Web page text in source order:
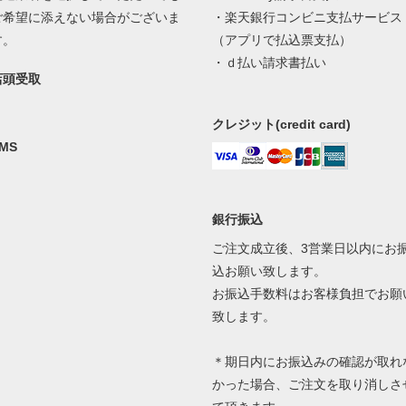
希望に添えない場合がございま
頭受取
・楽天銀行コンビニ支払サービス
（アプリで払込票支払）
・ｄ払い請求書払い
クレジット(credit card)
銀行振込
ご注文成立後、3営業日以内にお
込お願い致します。
お振込手数料はお客様負担でお願
致します。
＊期日内にお振込みの確認が取れ
かった場合、ご注文を取り消しさ